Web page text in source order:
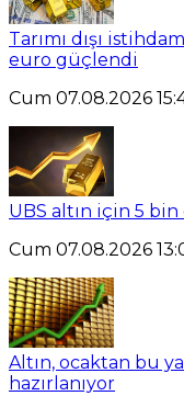
Tarımı dışı
euro güçlendi
Cum 07.08.2026
UBS altın için 5
Cum 07.08.2026
Altın, ocaktan bu
hazırlanıyor